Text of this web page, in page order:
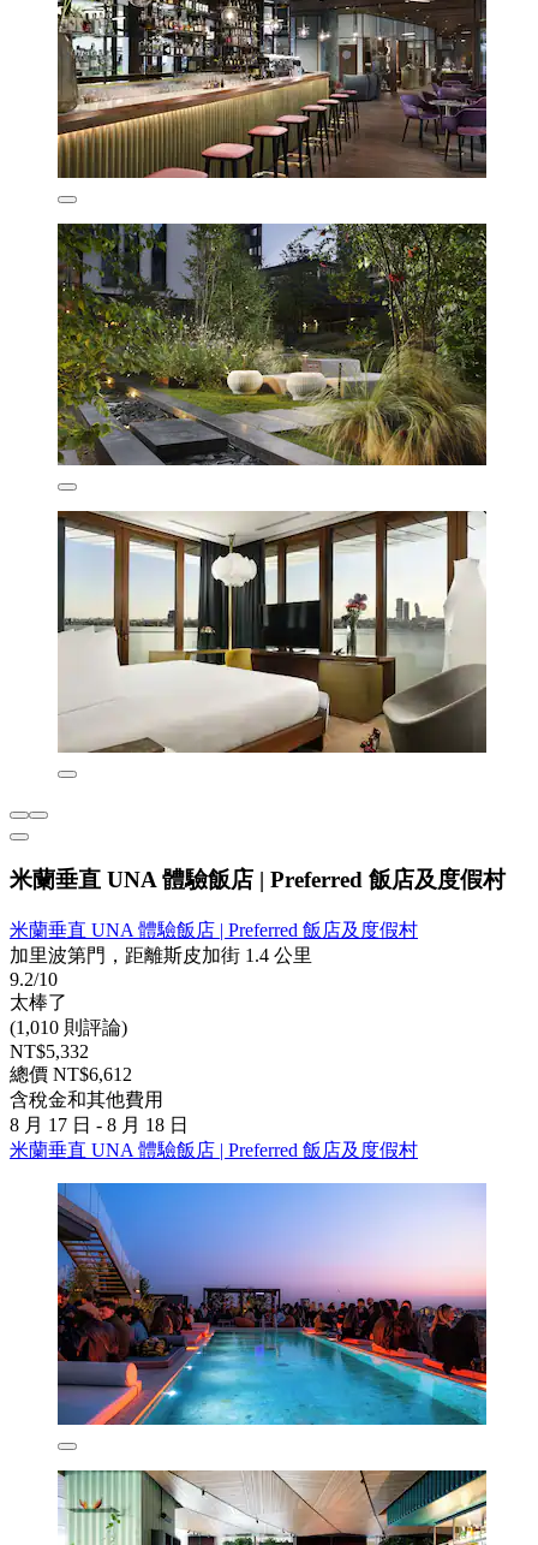
米蘭垂直 UNA 體驗飯店 | Preferred 飯店及度假村
米蘭垂直 UNA 體驗飯店 | Preferred 飯店及度假村
加里波第門，距離斯皮加街 1.4 公里
9.2/10
太棒了
(1,010 則評論)
NT$5,332
總價 NT$6,612
含稅金和其他費用
8 月 17 日 - 8 月 18 日
米蘭垂直 UNA 體驗飯店 | Preferred 飯店及度假村